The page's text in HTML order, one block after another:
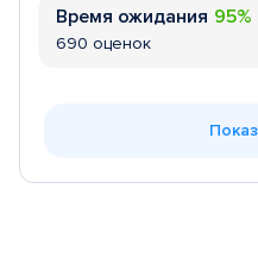
Время ожидания 95%
690 оценок